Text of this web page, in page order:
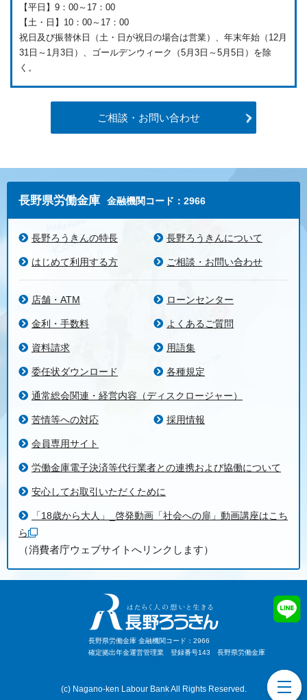
【平日】9：00～17：00
【土・日】10：00～17：00
祝日及び振替休日（土・日が祝日の場合は営業）、年末年始（12月
31日～1月3日）、ゴールデンウィーク（5月3日～5月5日）を除
く。
ご相談・お問い合わせ
長野県労働金庫 金融機関コード：2966
長野ろうきんの特長 長野ろうきんについて
はじめて利用する方 ご相談・お問い合わせ
店舗・ATM ローンセンター
金利・手数料 よくあるご質問
資料請求 用語集
委任状ダウンロード 各種規定
通常総会関連・経営内容（ディスクロージャー）
苦情等への対応 採用情報
会員専用サイト
労働金庫電子決済等代行業者との連携および協働について
安心してお取引いただくために
「18歳から大人」_啓発動画「社会への扉」動画講座はこち
ら
（消費者庁ウェブサイトへリンクします）
長野県労働金庫 金融機関コード：2966
確定拠出年金運営管理業 登録番号143 長野県労働金庫
(c) Nagano-ken Labour Bank All Rights Reserved.
toggle